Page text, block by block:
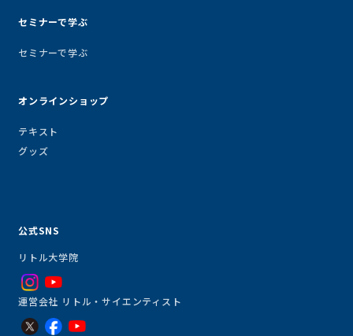
セミナーで学ぶ
セミナーで学ぶ
オンラインショップ
テキスト
グッズ
公式SNS
リトル大学院
運営会社 リトル・サイエンティスト